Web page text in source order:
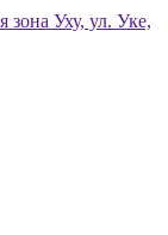
зона Уху, ул. Уке,